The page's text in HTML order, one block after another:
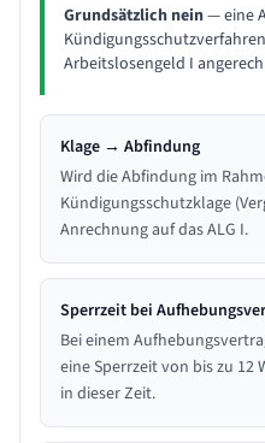
Grundsätzlich nein— eine
Arbeitslosengeld I
Klage → Abfindung
Wird die Abfindung im
Kündigungsschutzklage
Anrechnung auf das ALG I.
Sperrzeit bei
Bei einem
eine Sperrzeit von bis zu 12
in dieser Zeit.